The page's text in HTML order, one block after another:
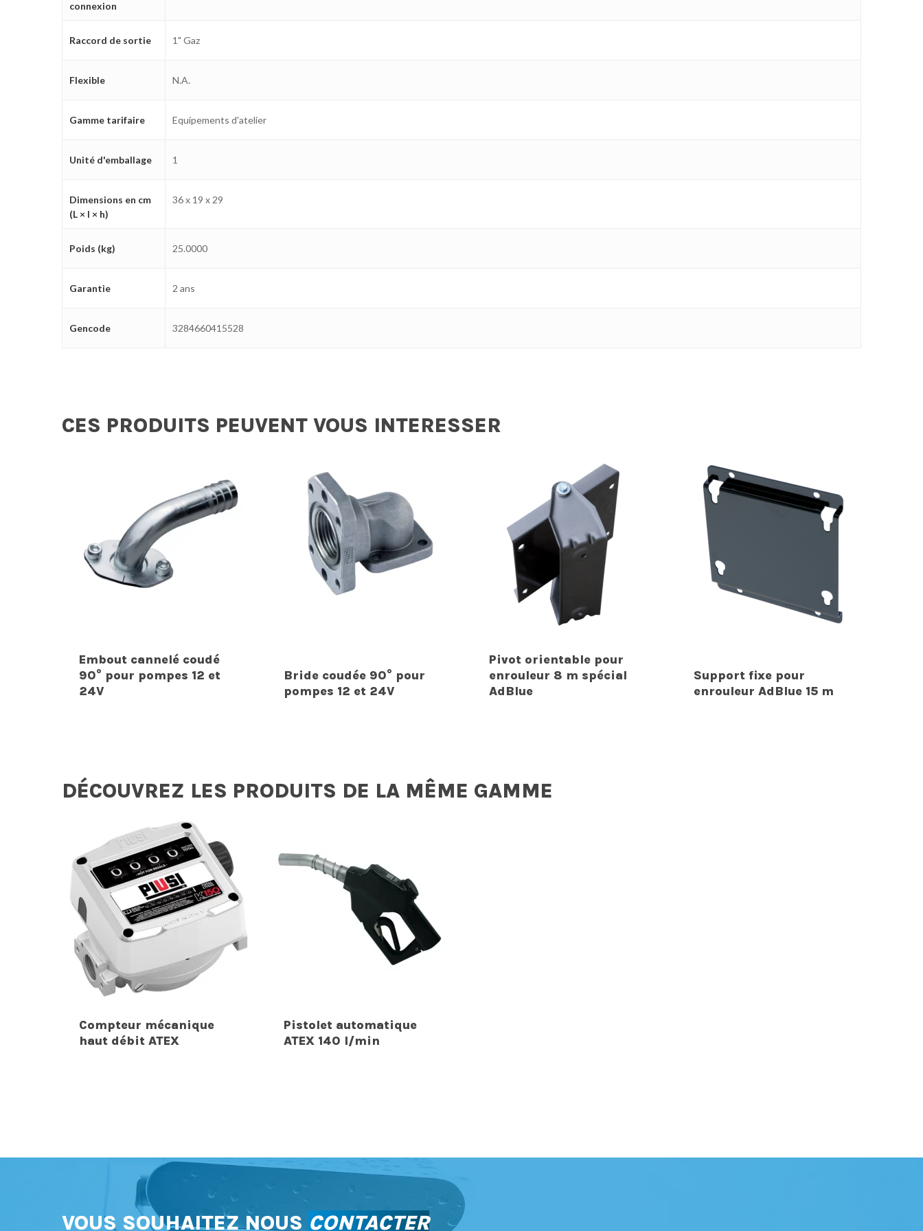
connexion
Raccord de sortie 1" Gaz
Flexible N.A.
Gamme tarifaire Equipements d'atelier
Unité d'emballage 1
Dimensions en cm
(L × l × h)
36 x 19 x 29
Poids (kg) 25.0000
Garantie 2 ans
Gencode 3284660415528
CES PRODUITS PEUVENT VOUS INTERESSER
Embout cannelé coudé
90° pour pompes 12 et
24V
Bride coudée 90° pour
pompes 12 et 24V
Pivot orientable pour
enrouleur 8 m spécial
AdBlue
Support fixe pour
enrouleur AdBlue 15 m
DÉCOUVREZ LES PRODUITS DE LA MÊME GAMME
Compteur mécanique
haut débit ATEX
Pistolet automatique
ATEX 140 l/min
VOUS SOUHAITEZ NOUS CONTACTER